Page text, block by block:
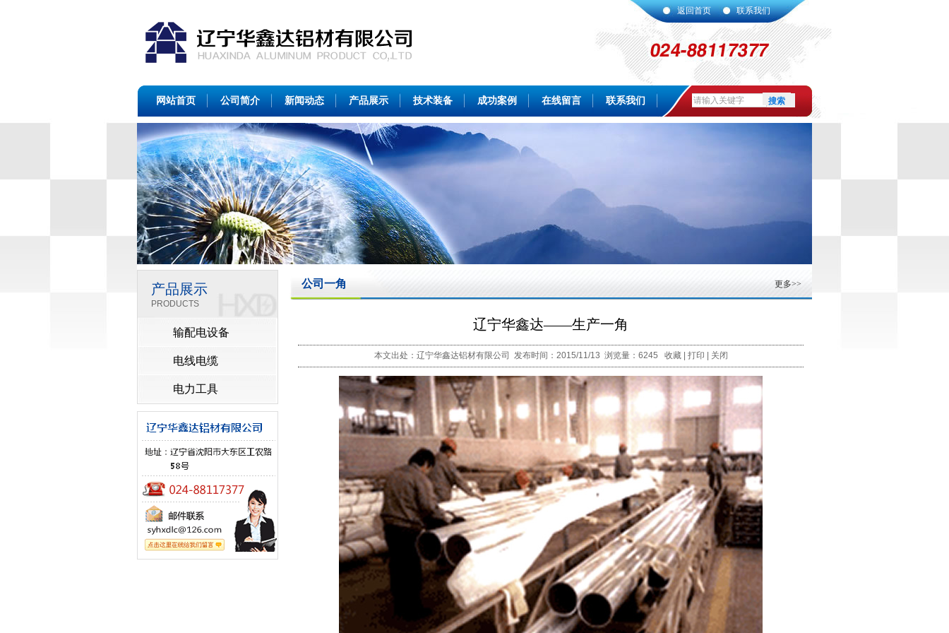
返回首页 联系我们
网站首页 公司简介 新闻动态 产品展示 技术装备 成功案例 在线留言 联系我们
产品展示
PRODUCTS
输配电设备
电线电缆
电力工具
公司一角 更多>>
辽宁华鑫达——生产一角
本文出处：辽宁华鑫达铝材有限公司 发布时间：2015/11/13 浏览量：6245 收藏| 打印 关闭